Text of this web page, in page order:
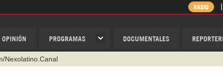
OPINIÓN PROGRAMAS DOCUMENTALES
RADIO
Nexolatino.Canal